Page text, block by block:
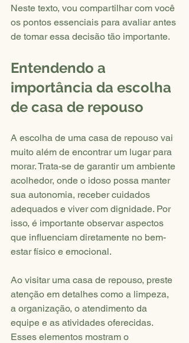
Neste texto, vou compartilhar com você
os pontos essenciais para avaliar antes
de tomar essa decisão tão importante.
Entendendo a
importância da escolha
de casa de repouso
A escolha de uma casa de repouso vai
muito além de encontrar um lugar para
morar. Trata-se de garantir um ambiente
acolhedor, onde o idoso possa manter
sua autonomia, receber cuidados
adequados e viver com dignidade. Por
isso, é importante observar aspectos
que influenciam diretamente no bem-
estar físico e emocional.
Ao visitar uma casa de repouso, preste
atenção em detalhes como a limpeza,
a organização, o atendimento da
equipe e as atividades oferecidas.
Esses elementos mostram o